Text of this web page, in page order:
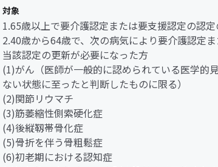
対象
1.65歳以上で要介護認定または要支援認定の認
2.40歳から64歳で、次の病気により要介護認定
当該認定の更新が必要になった方
(1)がん（医師が一般的に認められている医学的
ない状態に至ったと判断したものに限る）
(2)関節リウマチ
(3)筋萎縮性側索硬化症
(4)後縦靱帯骨化症
(5)骨折を伴う骨粗鬆症
(6)初老期における認知症